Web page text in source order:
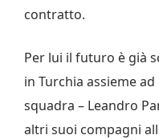
contratto.
Per lui il futuro è già
in Turchia assieme
squadra – Leandro
altri suoi compagni